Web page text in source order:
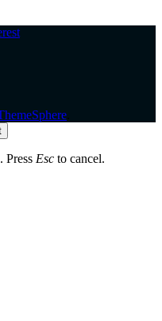
Press Esc to cancel.